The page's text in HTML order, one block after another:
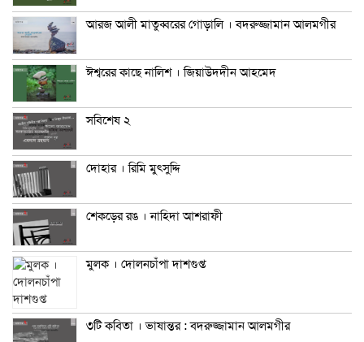
আরজ আলী মাতুব্বরের গোড়ালি । বদরুজ্জামান আলমগীর
ঈশ্বরের কাছে নালিশ । জিয়াউদদীন আহমেদ
সবিশেষ ২
দোহার । রিমি মুৎসুদ্দি
শেকড়ের রঙ । নাহিদা আশরাফী
মুলক । দোলনচাঁপা দাশগুপ্ত
৩টি কবিতা । ভাষান্তর : বদরুজ্জামান আলমগীর